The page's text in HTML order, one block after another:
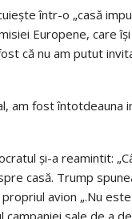
într-o „casă
Europene, care
că nu am putut
am fost întotdeauna
și-a reamintit:
casă. Trump
avion „.Nu
campaniei sale de a